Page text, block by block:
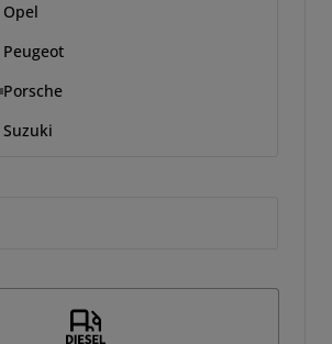
Opel
Peugeot
Porsche
Suzuki